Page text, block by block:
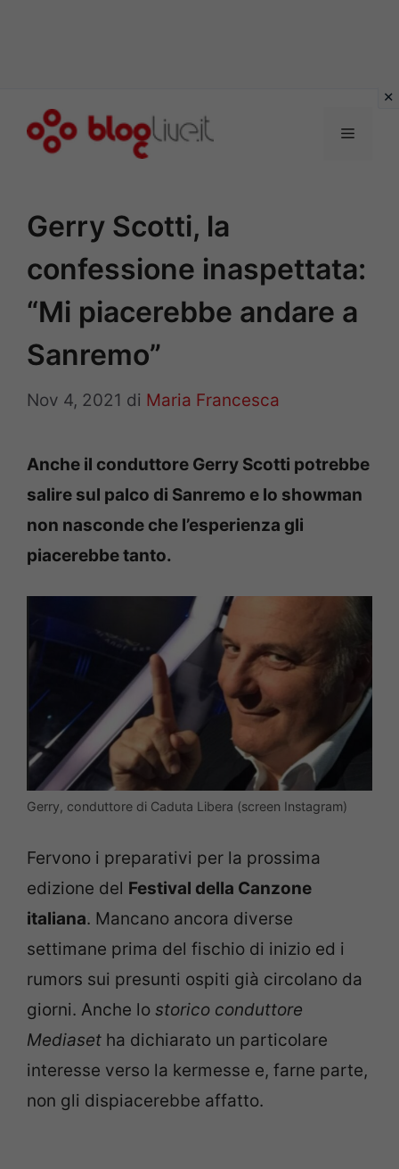
Menu
Gerry Scotti, la
confessione inaspettata:
“Mi piacerebbe andare a
Sanremo”
Nov 4, 2021 di Maria Francesca
Anche il conduttore Gerry Scotti potrebbe
salire sul palco di Sanremo e lo showman
non nasconde che l’esperienza gli
piacerebbe tanto.
Gerry, conduttore di Caduta Libera (screen Instagram)
Fervono i preparativi per la prossima
edizione del Festival della Canzone
italiana. Mancano ancora diverse
settimane prima del fischio di inizio ed i
rumors sui presunti ospiti già circolano da
giorni. Anche lo storico conduttore
Mediaset ha dichiarato un particolare
interesse verso la kermesse e, farne parte,
non gli dispiacerebbe affatto.